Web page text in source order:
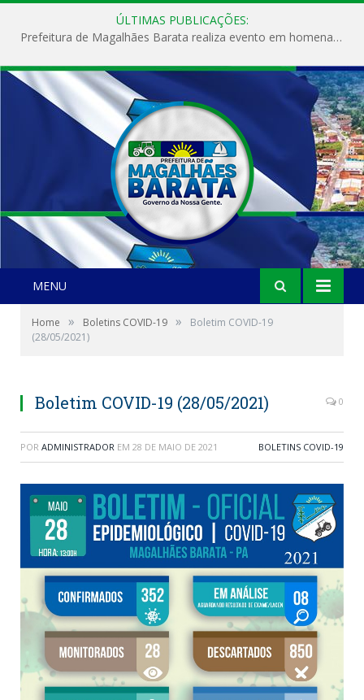
ÚLTIMAS PUBLICAÇÕES:
Prefeitura de Magalhães Barata realiza evento em homenagem ao Dia Internacional da Mulher
MENU
Home » Boletins COVID-19 »
Boletim COVID-19
(28/05/2021)
Boletim COVID-19 (28/05/2021) 0
POR ADMINISTRADOR EM 28 DE MAIO DE 2021 BOLETINS COVID-19